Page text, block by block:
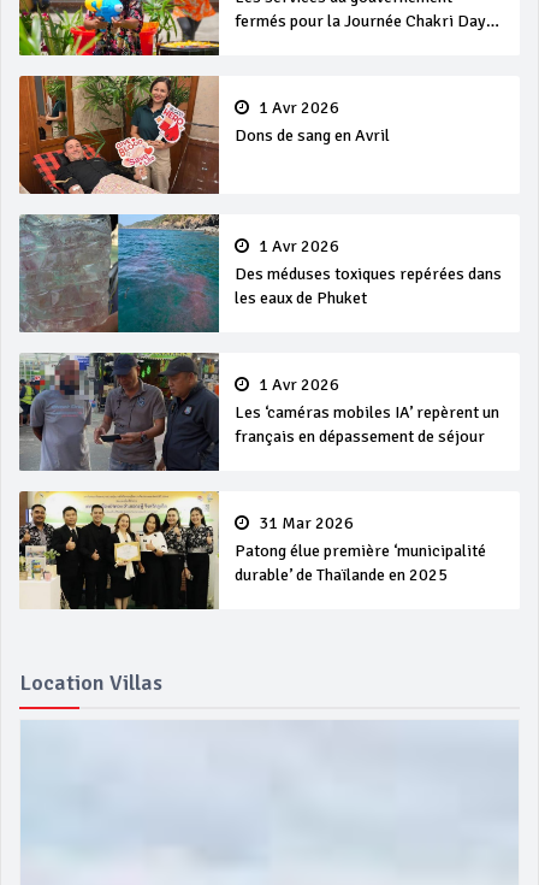
fermés pour la Journée Chakri Day
1 Avr 2026
Dons de sang en Avril
1 Avr 2026
Des méduses toxiques repérées dans
les eaux de Phuket
1 Avr 2026
Les ‘caméras mobiles IA’ repèrent un
français en dépassement de séjour
31 Mar 2026
Patong élue première ‘municipalité
durable’ de Thaïlande en 2025
Location Villas